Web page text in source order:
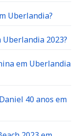
Uberlandia?
2023?
em Uberlandia
40 anos em
2023 em